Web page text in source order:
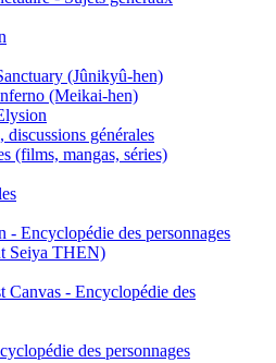
(Jûnikyû-hen)
(Meikai-hen)
discussions générales
(films, mangas, séries)
- Encyclopédie des personnages
Seiya THEN)
Canvas - Encyclopédie des
des personnages